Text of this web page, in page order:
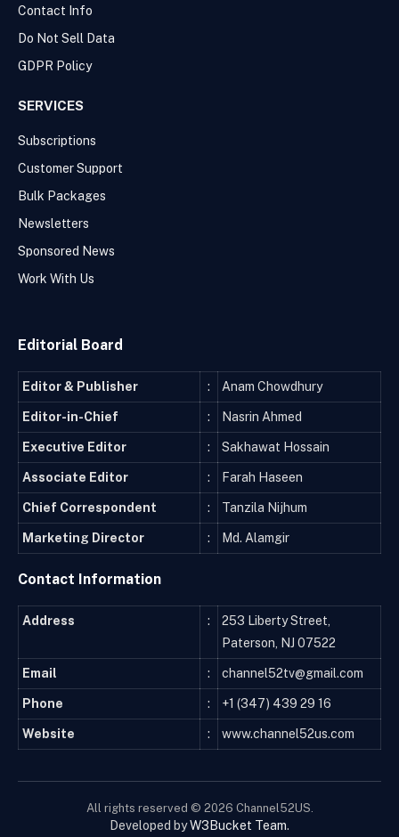
Contact Info
Do Not Sell Data
GDPR Policy
SERVICES
Subscriptions
Customer Support
Bulk Packages
Newsletters
Sponsored News
Work With Us
Editorial Board
Editor & Publisher : Anam Chowdhury
Editor-in-Chief : Nasrin Ahmed
Executive Editor : Sakhawat Hossain
Associate Editor : Farah Haseen
Chief Correspondent : Tanzila Nijhum
Marketing Director : Md. Alamgir
Contact Information
Address :
253 Liberty Street,
Paterson, NJ 07522
Email : channel52tv@gmail.com
Phone : +1 (347) 439 29 16
Website : www.channel52us.com
All rights reserved © 2026 Channel52US.
Developed byW3Bucket Team.